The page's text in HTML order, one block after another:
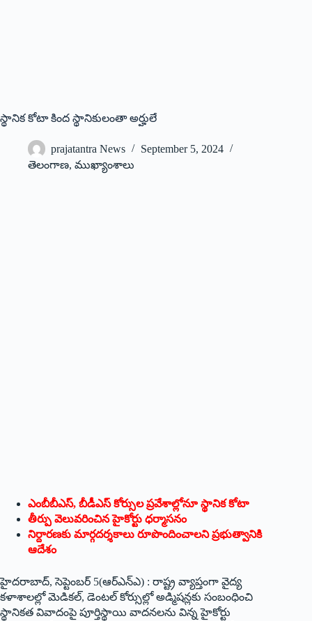
స్థానిక కోటా కింద స్థానికులంతా అర్హులే
prajatantra News
September 5, 2024
తెలంగాణ, ముఖ్యాంశాలు
ఎంబీబీఎస్‌, ‌బీడీఎస్‌ ‌కోర్సుల ప్రవేశాల్లోనూ స్థానిక కోటా
తీర్పు వెలువరించిన హైకోర్టు ధర్మాసనం
నిర్దారణకు మార్గదర్శకాలు రూపొందించాలని ప్రభుత్వానికి
ఆదేశం
హైదరాబాద్‌, ‌సెప్టెంబర్‌ 5(ఆర్‌ఎన్‌ఎ) : ‌రాష్ట్ర వ్యాప్తంగా వైద్య
కళాశాలల్లో మెడికల్‌, ‌డెంటల్‌ ‌కోర్సుల్లో అడ్మిషన్లకు సంబంధించి
స్థానికత వివాదంపై పూర్తిస్థాయి వాదనలను విన్న హైకోర్టు